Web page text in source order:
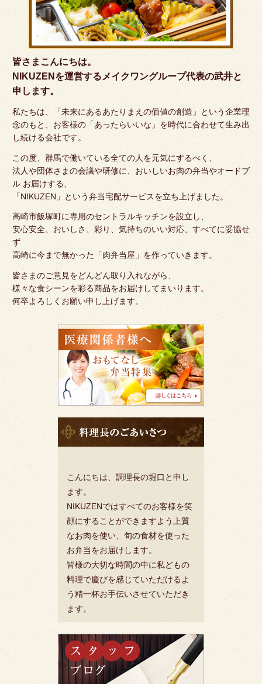
皆さまこんにちは。
NIKUZENを運営するメイクワングループ代表の武井と
申します。
私たちは、「未来にあるあたりまえの価値の創造」という企業理
念のもと、お客様の「あったらいいな」を時代に合わせて生み出
し続ける会社です。
この度、群馬で働いている全ての人を元気にするべく、
法人や団体さまの会議や研修に、おいしいお肉の弁当やオードブ
ル お届けする、
「NIKUZEN」という弁当宅配サービスを立ち上げました。
高崎市飯塚町に専用のセントラルキッチンを設立し、
安心安全、おいしさ、彩り、気持ちのいい対応、すべてに妥協せ
ず
高崎に今まで無かった「肉弁当屋」を作っていきます。
皆さまのご意見をどんどん取り入れながら、
様々な食シーンを彩る商品をお届けしてまいります。
何卒よろしくお願い申し上げます。
医
療
関
係
様
へ
料
理
長
こんにちは、調理長の堀口と申し
ます。
NIKUZENではすべてのお客様を笑
顔にすることができますよう上質
なお肉を使い、旬の食材を使った
お弁当をお届けします。
皆様の大切な時間の中に私どもの
料理で慶びを感じていただけるよ
う精一杯お手伝いさせていただき
ます。
ス
タ
ッ